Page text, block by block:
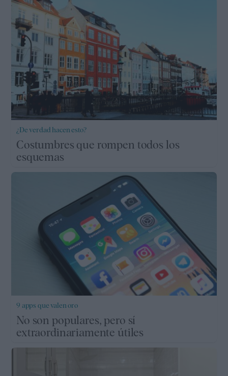
¿De verdad hacen esto?
Costumbres que rompen todos los
esquemas
9 apps que valen oro
No son populares, pero sí
extraordinariamente útiles